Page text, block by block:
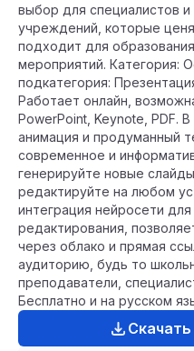
выбор для специалистов
учреждений, которые
подходит для
мероприятий. Категория:
подкатегория:
Работает онлайн,
PowerPoint, Keynote, PDF.
анимация и продуманный
современное и
генерируйте новые
редактируйте на любом
интеграция нейросети
редактирования,
через облако и прямая
аудиторию, будь то
преподаватели,
Бесплатно и на русском